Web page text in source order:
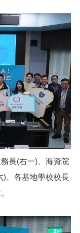
長(右一)、海資院
)、各基地學校校長